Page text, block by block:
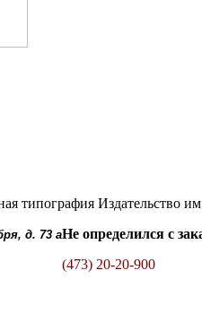
типография Издательство
д. 73 аНе определился с
(473) 20-20-900